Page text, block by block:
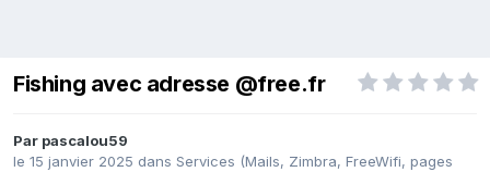
Fishing avec adresse @free.fr
Par pascalou59
le 15 janvier 2025 dans Services (Mails, Zimbra, FreeWifi, pages